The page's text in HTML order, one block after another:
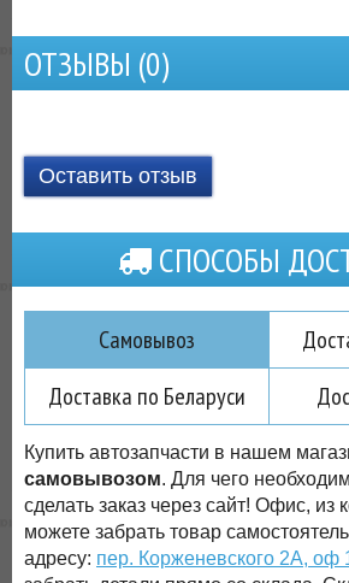
ОТЗЫВЫ (0)
Оставить отзыв
СПОСОБЫ
Самовывоз
Доставка по Беларуси
Купить автозапчасти в нашем
самовывозом. Для чего
сделать заказ через сайт! Офис, из
можете забрать товар
адресу: пер. Корженевского 2А, оф